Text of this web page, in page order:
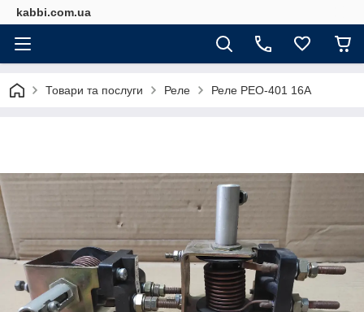
kabbi.com.ua
Товари та послуги Реле Реле РЕО-401 16А